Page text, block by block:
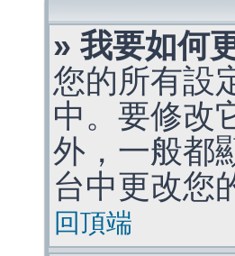
» 我要如何
您的所有設
中。要修改
外，一般都
台中更改您
回頂端